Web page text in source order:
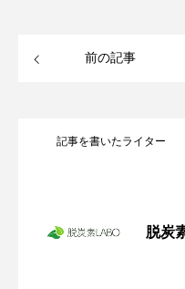
前の記事
記事を書いたライター
脱炭